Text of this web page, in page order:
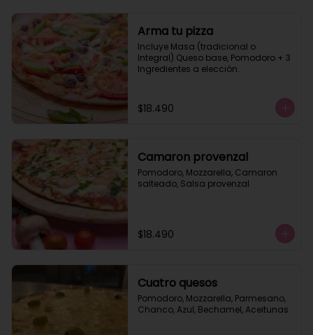
Arma tu pizza
Incluye Masa (tradicional o
Integral) Queso base, Pomodoro + 3
Ingredientes a elección.
$18.490
Camaron provenzal
Pomodoro, Mozzarella, Camaron
salteado, Salsa provenzal
$18.490
Cuatro quesos
Pomodoro, Mozzarella, Parmesano,
Chanco, Azul, Bechamel, Aceitunas